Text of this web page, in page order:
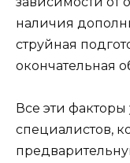
наличия
струйная
окончательная
Все эти
специалистов,